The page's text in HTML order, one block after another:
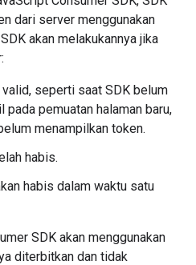
dari server menggunakan
akan melakukannya jika
seperti saat SDK belum
pemuatan halaman baru,
menampilkan token.
habis.
habis dalam waktu satu
SDK akan menggunakan
diterbitkan dan tidak